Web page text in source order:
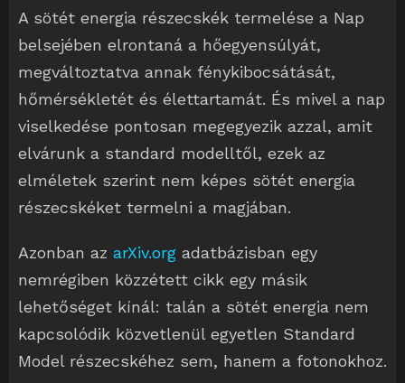
A sötét energia részecskék termelése a Nap
belsejében elrontaná a hőegyensúlyát,
megváltoztatva annak fénykibocsátását,
hőmérsékletét és élettartamát. És mivel a nap
viselkedése pontosan megegyezik azzal, amit
elvárunk a standard modelltől, ezek az
elméletek szerint nem képes sötét energia
részecskéket termelni a magjában.
Azonban az arXiv.org adatbázisban egy
nemrégiben közzétett cikk egy másik
lehetőséget kínál: talán a sötét energia nem
kapcsolódik közvetlenül egyetlen Standard
Model részecskéhez sem, hanem a fotonokhoz.